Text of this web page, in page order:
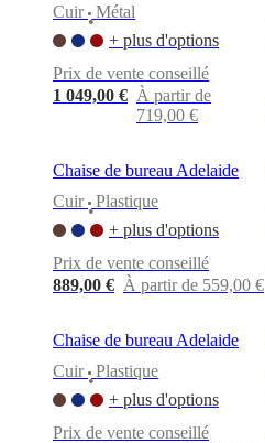
Helena
Christensen InspirationService
Délai
livraisonEntretien
Décoration
d'IntérieurCommandez
échantillons
gratuitsTrouver
propos
BoConceptValeursResponsabilité
l’entreprise
L’histoireEspace
Savoir-
Cuir
•
Métal
+ plus d'options
Prix de vente conseillé
1 049,00 € À partir de
719,00 €
Chaise de bureau Adelaide
Cuir
•
Plastique
+ plus d'options
Prix de vente conseillé
889,00 € À partir de 559,00 €
Chaise de bureau Adelaide
Cuir
•
Plastique
+ plus d'options
Prix de vente conseillé